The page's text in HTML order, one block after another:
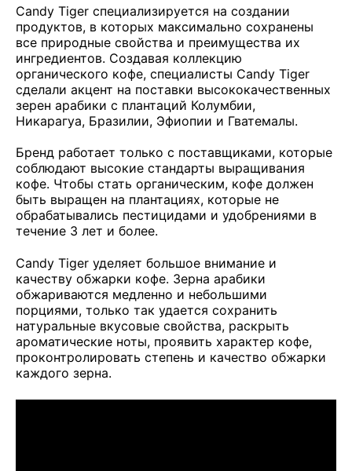
Candy Tiger специализируется на создании
продуктов, в которых максимально сохранены
все природные свойства и преимущества их
ингредиентов. Создавая коллекцию
органического кофе, специалисты Candy Tiger
сделали акцент на поставки высококачественных
зерен арабики с плантаций Колумбии,
Никарагуа, Бразилии, Эфиопии и Гватемалы.
Бренд работает только с поставщиками, которые
соблюдают высокие стандарты выращивания
кофе. Чтобы стать органическим, кофе должен
быть выращен на плантациях, которые не
обрабатывались пестицидами и удобрениями в
течение 3 лет и более.
Candy Tiger уделяет большое внимание и
качеству обжарки кофе. Зерна арабики
обжариваются медленно и небольшими
порциями, только так удается сохранить
натуральные вкусовые свойства, раскрыть
ароматические ноты, проявить характер кофе,
проконтролировать степень и качество обжарки
каждого зерна.